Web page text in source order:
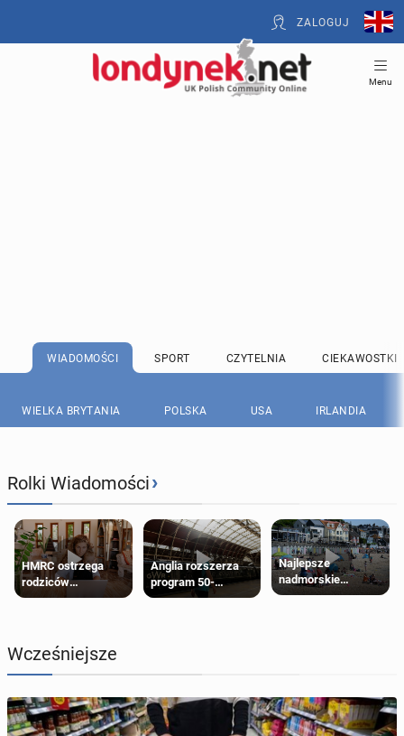
ZALOGUJ
Menu
WIADOMOŚCI SPORT CZYTELNIA CIEKAWOSTKI
WIELKA BRYTANIA POLSKA USA IRLANDIA
Rolki Wiadomości›
HMRC ostrzega
rodziców
pobierających Child
zwrotu zasiłku
Anglia rozszerza
program 50-
procentowych
Najlepsze
nadmorskie
miasteczko blisko
Wcześniejsze